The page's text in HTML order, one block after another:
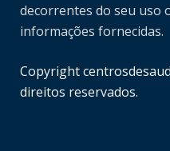
decorrentes do seu uso
informações fornecidas.
Copyright
direitos reservados.